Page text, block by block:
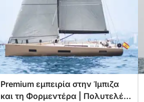
Premium εμπειρία στην Ίμπιζα
και τη Φορμεντέρα | Πολυτελές